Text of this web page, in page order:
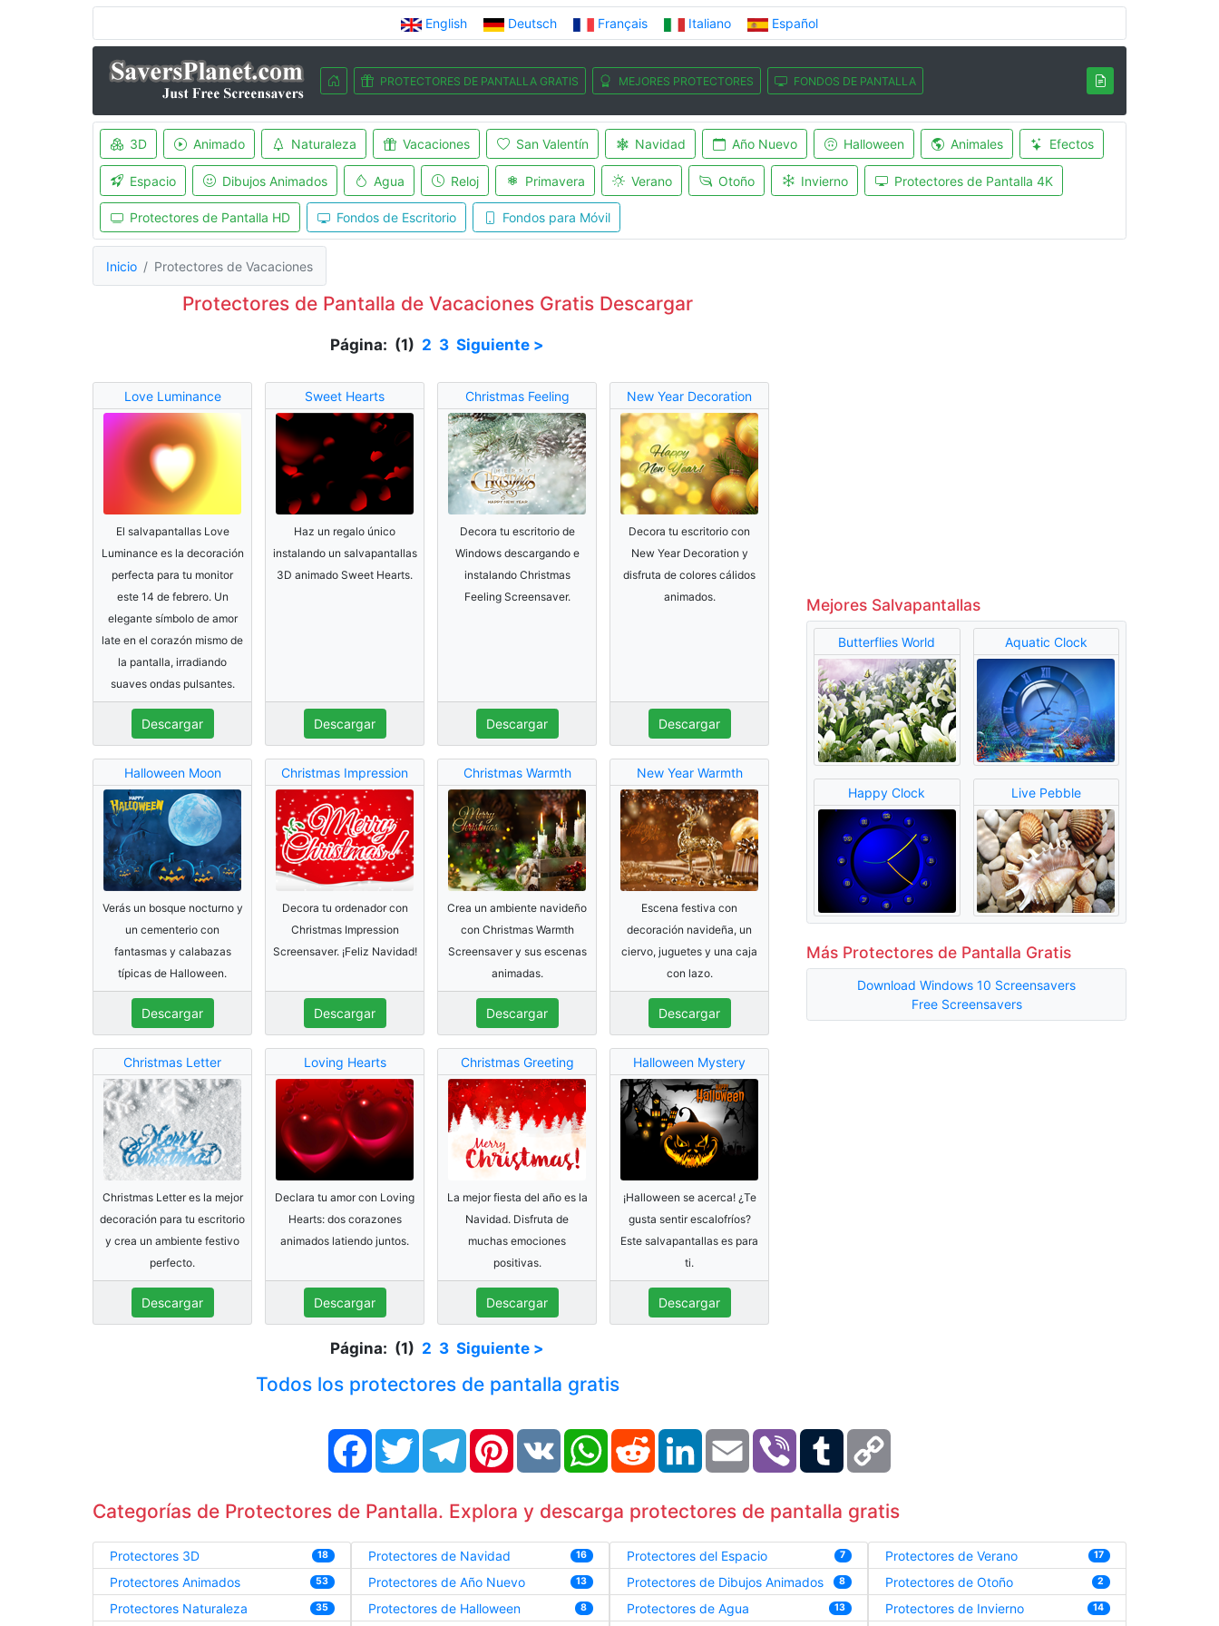
English Deutsch Français Italiano Español
PROTECTORES DE PANTALLA GRATIS MEJORES PROTECTORES FONDOS DE PANTALLA
3D Animado Naturaleza Vacaciones San Valentín Navidad Año Nuevo Halloween Animales Efectos
Espacio Dibujos Animados Agua Reloj Primavera Verano Otoño Invierno Protectores de Pantalla 4K
Protectores de Pantalla HD Fondos de Escritorio Fondos para Móvil
Inicio Protectores de Vacaciones
Protectores de Pantalla de Vacaciones Gratis Descargar
Página: (1) 2 3 Siguiente >
Love Luminance
El salvapantallas Love
Luminance es la decoración
perfecta para tu monitor
este 14 de febrero. Un
elegante símbolo de amor
late en el corazón mismo de
la pantalla, irradiando
suaves ondas pulsantes.
Descargar
Sweet Hearts
Haz un regalo único
instalando un salvapantallas
3D animado Sweet Hearts.
Descargar
Christmas Feeling
Decora tu escritorio de
Windows descargando e
instalando Christmas
Feeling Screensaver.
Descargar
New Year Decoration
Decora tu escritorio con
New Year Decoration y
disfruta de colores cálidos
animados.
Descargar
Halloween Moon
Verás un bosque nocturno y
un cementerio con
fantasmas y calabazas
típicas de Halloween.
Descargar
Christmas Impression
Decora tu ordenador con
Christmas Impression
Screensaver. ¡Feliz Navidad!
Descargar
Christmas Warmth
Crea un ambiente navideño
con Christmas Warmth
Screensaver y sus escenas
animadas.
Descargar
New Year Warmth
Escena festiva con
decoración navideña, un
ciervo, juguetes y una caja
con lazo.
Descargar
Christmas Letter
Christmas Letter es la mejor
decoración para tu escritorio
y crea un ambiente festivo
perfecto.
Descargar
Loving Hearts
Declara tu amor con Loving
Hearts: dos corazones
animados latiendo juntos.
Descargar
Christmas Greeting
La mejor fiesta del año es la
Navidad. Disfruta de
muchas emociones
positivas.
Descargar
Halloween Mystery
¡Halloween se acerca! ¿Te
gusta sentir escalofríos?
Este salvapantallas es para
ti.
Descargar
Página: (1) 2 3 Siguiente >
Todos los protectores de pantalla gratis
Mejores Salvapantallas
Butterflies World Aquatic Clock
Happy Clock Live Pebble
Más Protectores de Pantalla Gratis
Download Windows 10 Screensavers
Free Screensavers
FacebookTwitter TelegramPinterestVK WhatsAppReddit LinkedIn Email Viber Tumblr
Categorías de Protectores de Pantalla. Explora y descarga protectores de pantalla gratis
Protectores 3D 18
Protectores Animados 53
Protectores Naturaleza 35
Protectores de Navidad 16
Protectores de Año Nuevo 13
Protectores de Halloween 8
Protectores del Espacio 7
Protectores de Dibujos Animados 8
Protectores de Agua 13
Protectores de Verano 17
Protectores de Otoño 2
Protectores de Invierno 14